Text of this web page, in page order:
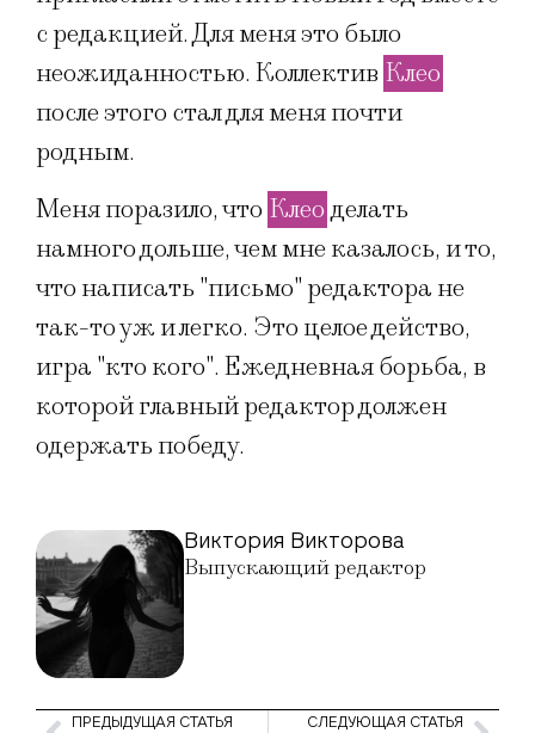
с редакцией. Для меня это было
неожиданностью. Коллектив Клео
после этого стал для меня почти
родным.
Меня поразило, что Клеоделать
намного дольше, чем мне казалось, и то,
что написать "письмо" редактора не
так-то уж и легко. Это целое действо,
игра "кто кого". Ежедневная борьба, в
которой главный редактор должен
одержать победу.
Виктория Викторова
Выпускающий редактор
ПРЕДЫДУЩАЯ СТАТЬЯ СЛЕДУЮЩАЯ СТАТЬЯ